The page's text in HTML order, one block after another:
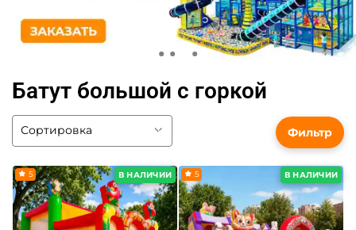
Батут большой с горкой
В НАЛИЧИИ
5 В НАЛИЧИИ
5
Фильтр